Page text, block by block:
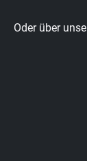
Oder über